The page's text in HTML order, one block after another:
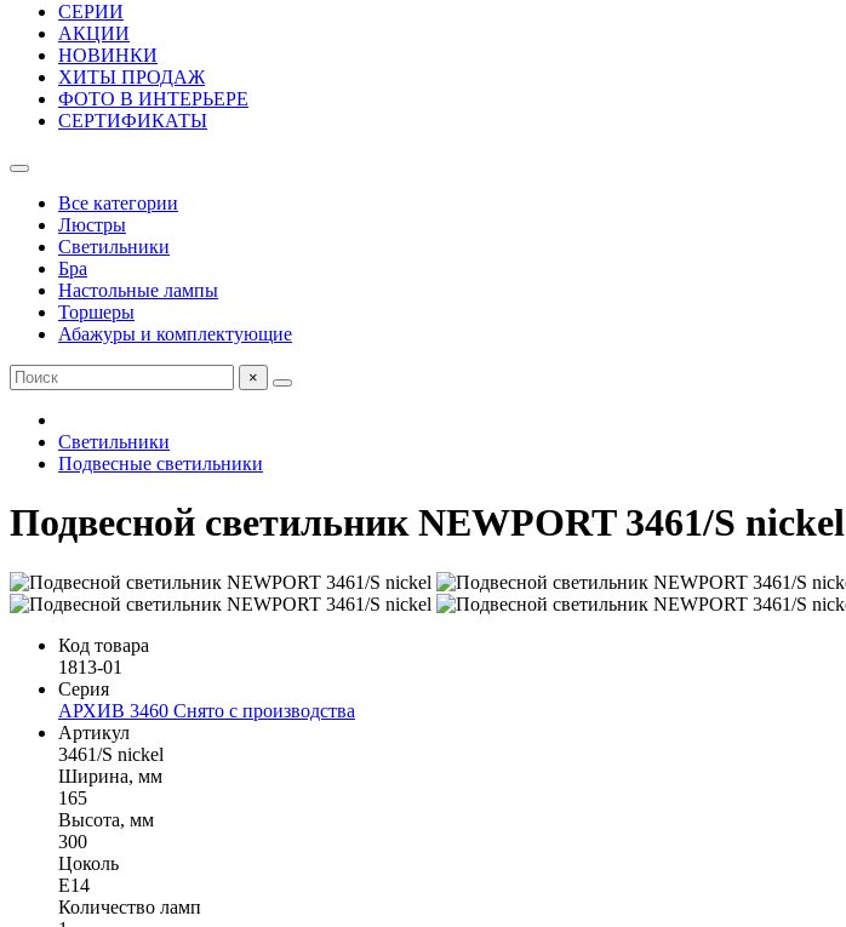
СЕРИИ
АКЦИИ
НОВИНКИ
ХИТЫ ПРОДАЖ
ФОТО В ИНТЕРЬЕРЕ
СЕРТИФИКАТЫ
Все категории
Люстры
Светильники
Бра
Настольные лампы
Торшеры
Абажуры и комплектующие
×
Светильники
Подвесные светильники
Подвесной светильник NEWPORT 3461/S nickel
Код товара
1813-01
Серия
АРХИВ 3460 Снято с производства
Артикул
3461/S nickel
Ширина, мм
165
Высота, мм
300
Цоколь
E14
Количество ламп